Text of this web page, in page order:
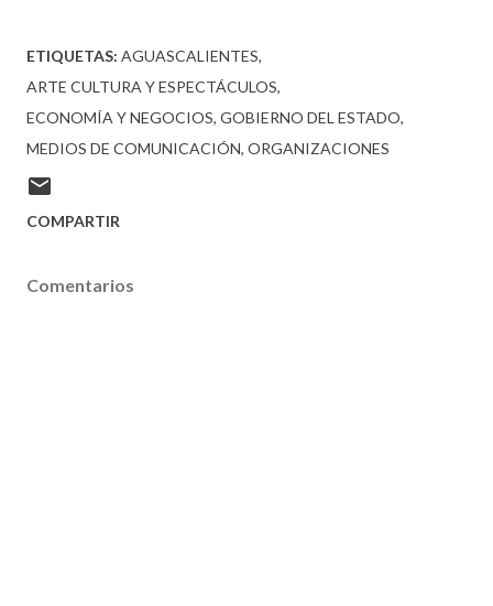
ETIQUETAS: AGUASCALIENTES
ARTE CULTURA Y ESPECTÁCULOS
ECONOMÍA Y NEGOCIOS GOBIERNO DEL ESTADO
MEDIOS DE COMUNICACIÓN ORGANIZACIONES
COMPARTIR
Comentarios